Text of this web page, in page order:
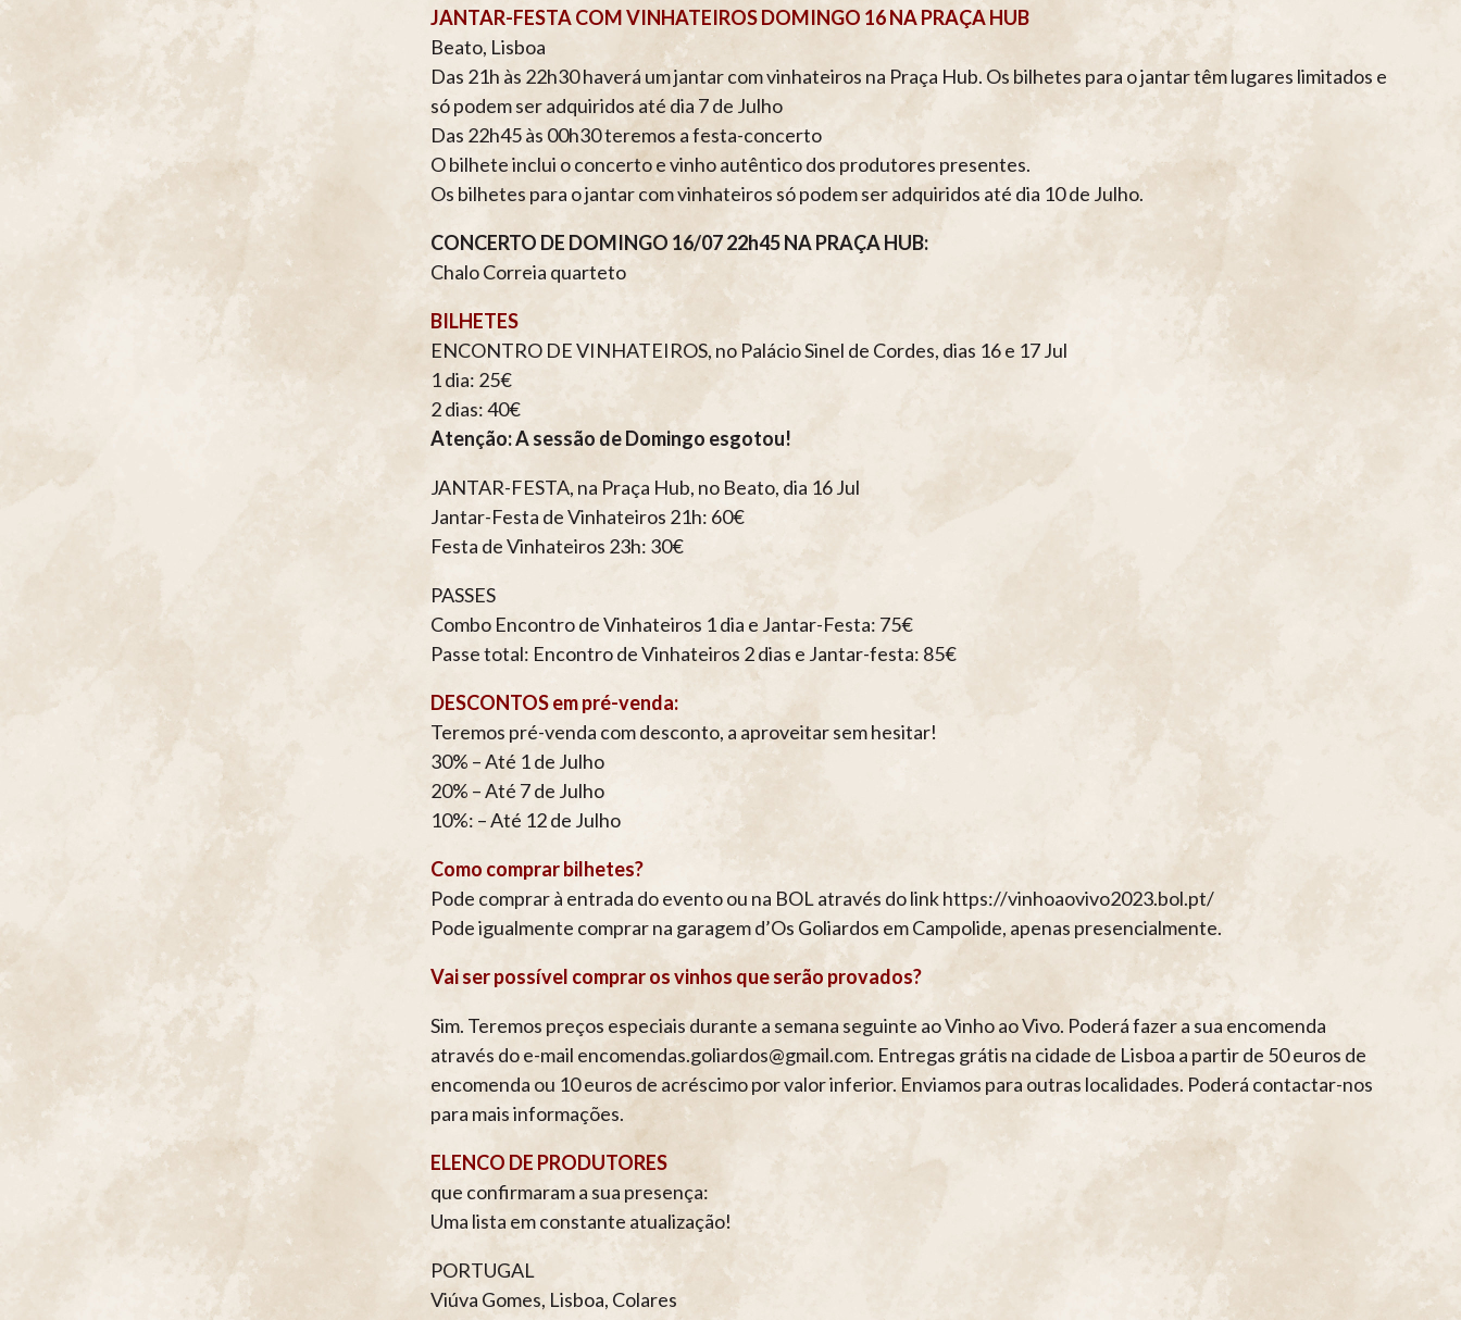
JANTAR-FESTA COM VINHATEIROS DOMINGO 16 NA PRAÇA HUB
Beato, Lisboa
Das 21h às 22h30 haverá um jantar com vinhateiros na Praça Hub. Os bilhetes para o jantar têm lugares limitados e
só podem ser adquiridos até dia 7 de Julho
Das 22h45 às 00h30 teremos a festa-concerto
O bilhete inclui o concerto e vinho autêntico dos produtores presentes.
Os bilhetes para o jantar com vinhateiros só podem ser adquiridos até dia 10 de Julho.
CONCERTO DE DOMINGO 16/07 22h45 NA PRAÇA HUB:
Chalo Correia quarteto
BILHETES
ENCONTRO DE VINHATEIROS, no Palácio Sinel de Cordes, dias 16 e 17 Jul
1 dia: 25€
2 dias: 40€
Atenção: A sessão de Domingo esgotou!
JANTAR-FESTA, na Praça Hub, no Beato, dia 16 Jul
Jantar-Festa de Vinhateiros 21h: 60€
Festa de Vinhateiros 23h: 30€
PASSES
Combo Encontro de Vinhateiros 1 dia e Jantar-Festa: 75€
Passe total: Encontro de Vinhateiros 2 dias e Jantar-festa: 85€
DESCONTOS em pré-venda:
Teremos pré-venda com desconto, a aproveitar sem hesitar!
30% – Até 1 de Julho
20% – Até 7 de Julho
10%: – Até 12 de Julho
Como comprar bilhetes?
Pode comprar à entrada do evento ou na BOL através do link https://vinhoaovivo2023.bol.pt/
Pode igualmente comprar na garagem d’Os Goliardos em Campolide, apenas presencialmente.
Vai ser possível comprar os vinhos que serão provados?
Sim. Teremos preços especiais durante a semana seguinte ao Vinho ao Vivo. Poderá fazer a sua encomenda
através do e-mail encomendas.goliardos@gmail.com. Entregas grátis na cidade de Lisboa a partir de 50 euros de
encomenda ou 10 euros de acréscimo por valor inferior. Enviamos para outras localidades. Poderá contactar-nos
para mais informações.
ELENCO DE PRODUTORES
que confirmaram a sua presença:
Uma lista em constante atualização!
PORTUGAL
Viúva Gomes, Lisboa, Colares